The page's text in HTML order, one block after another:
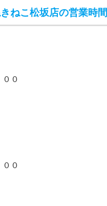
ねこ松坂店の営業時間
０
０